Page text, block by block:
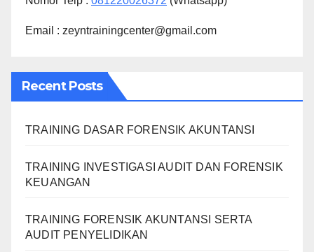
Email : zeyntrainingcenter@gmail.com
Recent Posts
TRAINING DASAR FORENSIK AKUNTANSI
TRAINING INVESTIGASI AUDIT DAN FORENSIK
KEUANGAN
TRAINING FORENSIK AKUNTANSI SERTA
AUDIT PENYELIDIKAN